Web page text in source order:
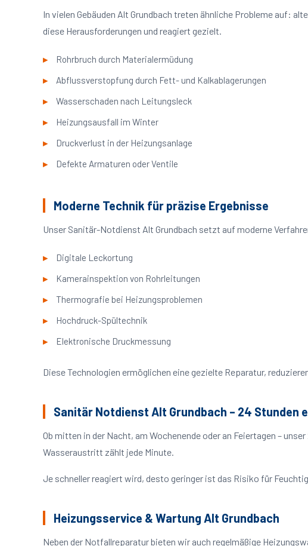
In vielen Gebäuden Alt Grundbach treten ähnliche Probleme auf:
diese Herausforderungen und reagiert gezielt.
Rohrbruch durch Materialermüdung
Abflussverstopfung durch Fett- und Kalkablagerungen
Wasserschaden nach Leitungsleck
Heizungsausfall im Winter
Druckverlust in der Heizungsanlage
Defekte Armaturen oder Ventile
Moderne Technik für präzise Ergebnisse
Unser Sanitär-Notdienst Alt Grundbach setzt auf moderne
Digitale Leckortung
Kamerainspektion von Rohrleitungen
Thermografie bei Heizungsproblemen
Hochdruck-Spültechnik
Elektronische Druckmessung
Diese Technologien ermöglichen eine gezielte Reparatur,
Sanitär Notdienst Alt Grundbach – 24 Stunden
Ob mitten in der Nacht, am Wochenende oder an Feiertagen – unser
Wasseraustritt zählt jede Minute.
Je schneller reagiert wird, desto geringer ist das Risiko für
Heizungsservice & Wartung Alt Grundbach
Neben der Notfallreparatur bieten wir auch regelmäßige